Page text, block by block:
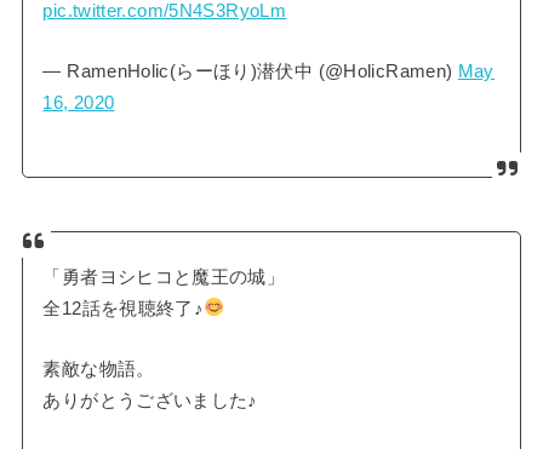
pic.twitter.com/5N4S3RyoLm
— RamenHolic(らーほり)潜伏中 (@HolicRamen) May
16, 2020
「勇者ヨシヒコと魔王の城」
全12話を視聴終了♪
素敵な物語。
ありがとうございました♪